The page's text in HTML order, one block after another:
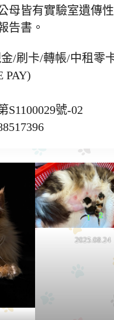
母皆有實驗室遺傳
告書。
/刷卡/轉帳/中租零
PAY)
S1100029號-02
2025.08.24